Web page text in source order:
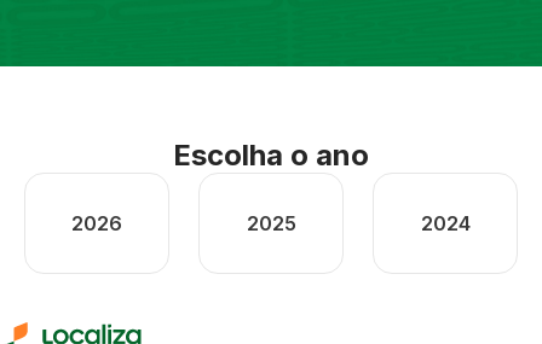
Escolha o ano
2026 2025 2024